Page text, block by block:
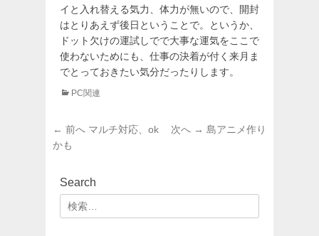
イと入れ替える気力、体力が無いので、開封
はとりあえず後日ということで。というか、
ドット欠けの運試しでで大事な運気をここで
使わないためにも、仕事の決着が付く来月ま
でとっておきたい気分だったりします。
カ
リ
ー
PC関連
投
稿
ビ
ゲ
ー
← 前へ 前
稿:
マルチ対応、ok
かも
次へ → 次
島アニメ作り
Search
索: